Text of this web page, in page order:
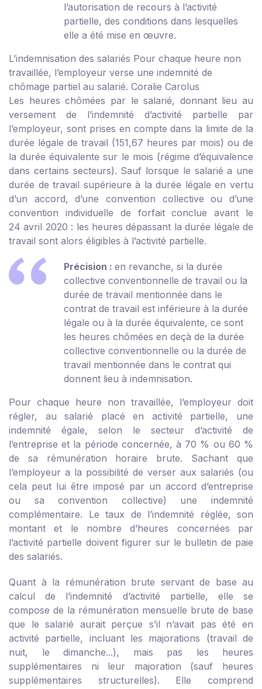
l’autorisation de recours à l’activité
partielle, des conditions dans lesquelles
elle a été mise en œuvre.
L’indemnisation des salariés Pour chaque heure non
travaillée, l’employeur verse une indemnité de
chômage partiel au salarié. Coralie Carolus
Les heures chômées par le salarié, donnant lieu au
versement de l’indemnité d’activité partielle par
l’employeur, sont prises en compte dans la limite de la
durée légale de travail (151,67 heures par mois) ou de
la durée équivalente sur le mois (régime d’équivalence
dans certains secteurs). Sauf lorsque le salarié a une
durée de travail supérieure à la durée légale en vertu
d’un accord, d’une convention collective ou d’une
convention individuelle de forfait conclue avant le
24 avril 2020 : les heures dépassant la durée légale de
travail sont alors éligibles à l’activité partielle.
Précision : en revanche, si la durée
collective conventionnelle de travail ou la
durée de travail mentionnée dans le
contrat de travail est inférieure à la durée
légale ou à la durée équivalente, ce sont
les heures chômées en deçà de la durée
collective conventionnelle ou la durée de
travail mentionnée dans le contrat qui
donnent lieu à indemnisation.
Pour chaque heure non travaillée, l’employeur doit
régler, au salarié placé en activité partielle, une
indemnité égale, selon le secteur d’activité de
l’entreprise et la période concernée, à 70 % ou 60 %
de sa rémunération horaire brute. Sachant que
l’employeur a la possibilité de verser aux salariés (ou
cela peut lui être imposé par un accord d’entreprise
ou sa convention collective) une indemnité
complémentaire. Le taux de l’indemnité réglée, son
montant et le nombre d’heures concernées par
l’activité partielle doivent figurer sur le bulletin de paie
des salariés.
Quant à la rémunération brute servant de base au
calcul de l’indemnité d’activité partielle, elle se
compose de la rémunération mensuelle brute de base
que le salarié aurait perçue s’il n’avait pas été en
activité partielle, incluant les majorations (travail de
nuit, le dimanche...), mais pas les heures
supplémentaires ni leur majoration (sauf heures
supplémentaires structurelles). Elle comprend